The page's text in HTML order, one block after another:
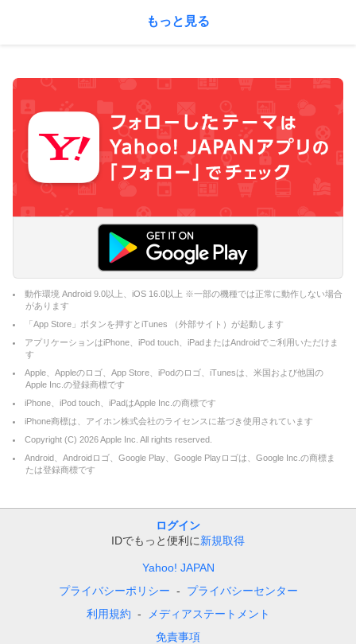
もっと見る
動作環境 Android 9.0以上、iOS 16.0以上 ※一部の機種では正常に動作しない場合
があります
「App Store」ボタンを押すとiTunes （外部サイト）が起動します
アプリケーションはiPhone、iPod touch、iPadまたはAndroidでご利用いただけま
す
Apple、Appleのロゴ、App Store、iPodのロゴ、iTunesは、米国および他国の
Apple Inc.の登録商標です
iPhone、iPod touch、iPadはApple Inc.の商標です
iPhone商標は、アイホン株式会社のライセンスに基づき使用されています
Copyright (C) 2026Apple Inc. All rights reserved.
Android、Androidロゴ、Google Play、Google Playロゴは、Google Inc.の商標ま
たは登録商標です
ログイン
IDでもっと便利に新規取得
Yahoo! JAPAN
プライバシーポリシー
プライバシーセンター
利用規約
メディアステートメント
免責事項